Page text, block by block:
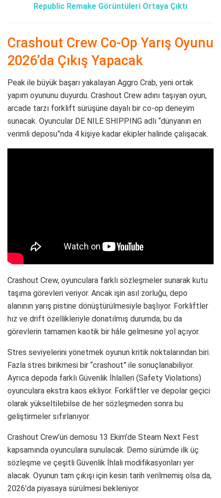
Republic Remake Görüntüleri Ortaya Çıktı
Crashout Crew Co-Op Yarış Oyunu
2026’da Çıkış Yapacak
Peak ile büyük başarı yakalayan Aggro Crab, yeni ortak
yapım oyununu duyurdu. Crashout Crew adını taşıyan oyun,
arcade tarzı forklift sürüşüne dayalı bir co-op deneyim
sunacak. Oyuncular DE NILE SHIPPING adlı “dünyanın en
verimli deposu”nda 4 kişiye kadar ekipler halinde çalışacak.
Crashout Crew, oyunculara farklı sözleşmeler sunarak kutu
taşıma görevleri veriyor. Ancak işin asıl zorluğu, depo
alanının yarış pistine dönüştürülmesiyle başlıyor. Forkliftler
hız ve drift özellikleriyle donatılmış durumda, bu da
görevlerin tamamen kaotik bir hâle gelmesine yol açıyor.
Stres seviyelerini yönetmek oyunun kritik noktalarından biri.
Fazla stres birikmesi bir “crashout” ile sonuçlanabiliyor.
Ayrıca depoda farklı Güvenlik İhlalleri (Safety Violations)
oyunculara ekstra kaos ekliyor. Forkliftler ve depolar geçici
olarak yükseltilebilse de her sözleşmeden sonra bu
geliştirmeler sıfırlanıyor.
Crashout Crew’ün demosu 13 Ekim’de Steam Next Fest
kapsamında oyunculara sunulacak. Demo sürümde ilk üç
sözleşme ve çeşitli Güvenlik İhlali modifikasyonları yer
alacak. Oyunun tam çıkışı için kesin tarih verilmemiş olsa da,
2026’da piyasaya sürülmesi bekleniyor.